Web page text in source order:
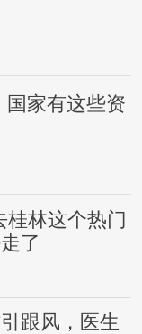
国家有这些资
桂林这个热门
了
跟风，医生